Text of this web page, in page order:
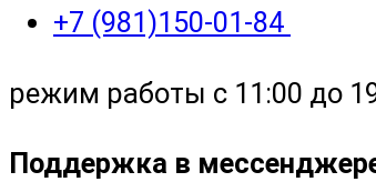
+7 (981)150-01-84
режим работы с 11:00 до
Поддержка в